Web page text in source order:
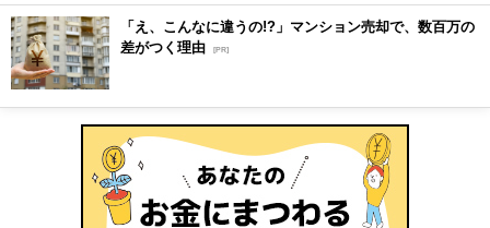
「え、こんなに違うの!?」マンション売却で、数百万の
差がつく理由 [PR]